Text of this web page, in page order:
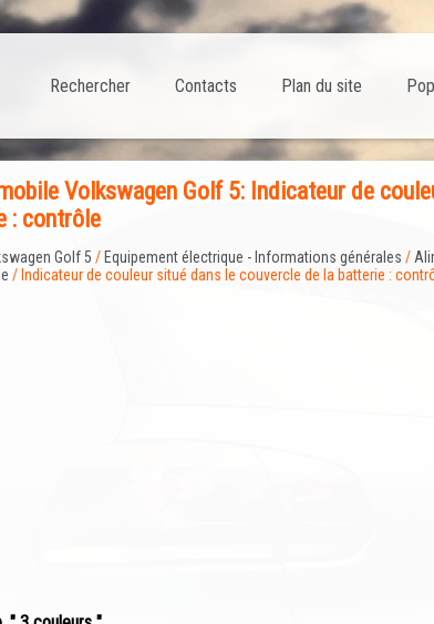
Plan du site
Contacts
Rechercher
Volkswagen Golf 5: Indicateur de
: contrôle
Golf 5 / Equipement électrique - Informations générales /
/ Indicateur de couleur situé dans le couvercle de la batterie :